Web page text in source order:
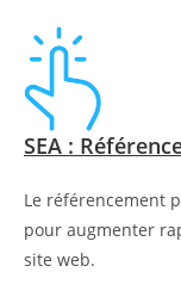
SEA :
Le référencement
pour augmenter
site web.